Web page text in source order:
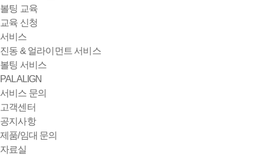
볼팅 교육
교육 신청
서비스
진동 & 얼라이먼트 서비스
볼팅 서비스
PALALIGN
서비스 문의
고객센터
공지사항
제품/임대 문의
자료실